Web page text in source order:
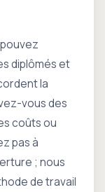
diplômés et
la
vous des
coûts ou
pas à
; nous
de travail